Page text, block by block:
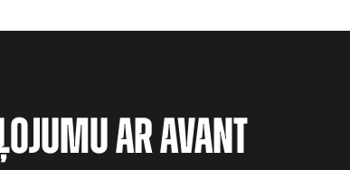
AR AVANT